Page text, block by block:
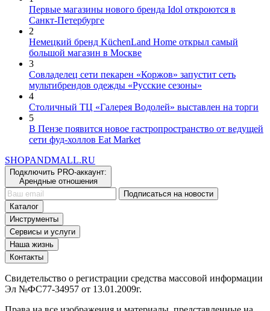
1
Первые магазины нового бренда Idol откроются в
Санкт-Петербурге
2
Немецкий бренд KüchenLand Home открыл самый
большой магазин в Москве
3
Совладелец сети пекарен «Коржов» запустит сеть
мультибрендов одежды «Русские сезоны»
4
Столичный ТЦ «Галерея Водолей» выставлен на торги
5
В Пензе появится новое гастропространство от ведущей
сети фуд-холлов Eat Market
SHOPANDMALL.RU
Подключить PRO-аккаунт:
Арендные отношения
Подписаться на новости
Каталог
Инструменты
Сервисы и услуги
Наша жизнь
Контакты
Свидетельство о регистрации средства массовой информации